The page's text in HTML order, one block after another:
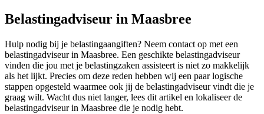
Belastingadviseur in Maasbree
Hulp nodig bij je belastingaangiften? Neem contact op met een
belastingadviseur in Maasbree. Een geschikte belastingadviseur
vinden die jou met je belastingzaken assisteert is niet zo makkelijk
als het lijkt. Precies om deze reden hebben wij een paar logische
stappen opgesteld waarmee ook jij de belastingadviseur vindt die je
graag wilt. Wacht dus niet langer, lees dit artikel en lokaliseer de
belastingadviseur in Maasbree die je nodig hebt.